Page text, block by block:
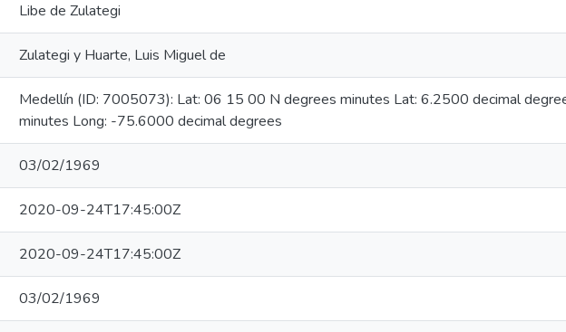
Libe de Zulategi
Zulategi y Huarte, Luis Miguel de
Medellín (ID: 7005073): Lat: 06 15 00 N degrees minutes Lat: 6.2500 decimal
minutes Long: -75.6000 decimal degrees
03/02/1969
2020-09-24T17:45:00Z
2020-09-24T17:45:00Z
03/02/1969